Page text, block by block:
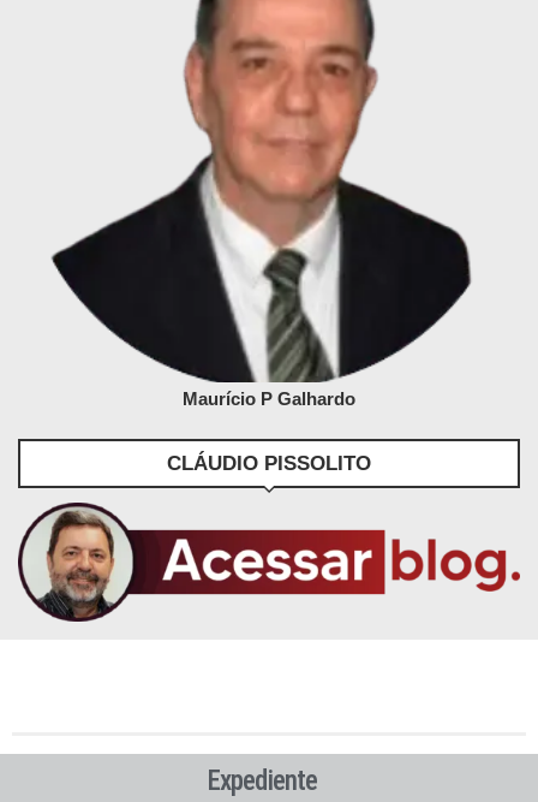
Maurício P Galhardo
CLÁUDIO PISSOLITO
Expediente